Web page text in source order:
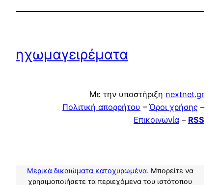
ηχωμαγειρέματα
Με την υποστήριξη nextnet.gr
Πολιτική απορρήτου – Όροι χρήσης –
Επικοινωνία – RSS
Μερικά δικαιώματα κατοχυρωμένα. Μπορείτε να
χρησιμοποιήσετε τα περιεχόμενα του ιστότοπου